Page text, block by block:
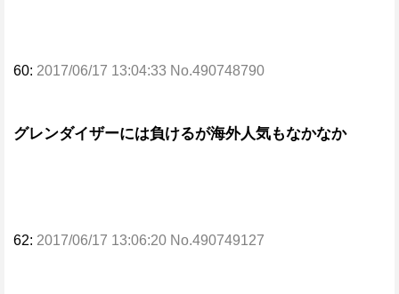
60: 2017/06/17 13:04:33 No.490748790
グレンダイザーには負けるが海外人気もなかなか
62: 2017/06/17 13:06:20 No.490749127